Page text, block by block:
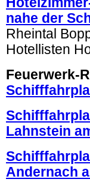
nahe der
Rheintal
Hotellisten
Feuerwerk-
Lahnstein
Andernach